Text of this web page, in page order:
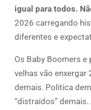
igual para todos.
2026 carregando
diferentes e
Os Baby Boomers
velhas vão enxergar
demais. Política
“distraídos” demais.